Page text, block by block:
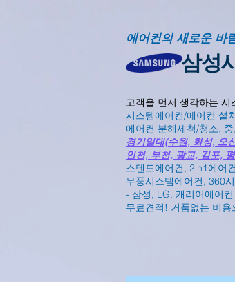
에어컨의 새로운 바
삼성
고객을 먼저 생각하는
시스템에어컨/에어컨 설
에어컨 분해세척/청소,
경기일대(수원, 화성, 오
인천, 부천, 광교, 김포,
스텐드에어컨, 2in1에어
무풍시스템에어컨, 360
- 삼성, LG, 캐리어에어
무료견적! 거품없는 비